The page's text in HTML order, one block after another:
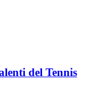
del Tennis